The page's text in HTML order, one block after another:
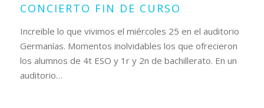
CONCIERTO FIN DE CURSO
Increible lo que vivimos el miércoles 25 en el auditorio
Germanías. Momentos inolvidables los que ofrecieron
los alumnos de 4t ESO y 1r y 2n de bachillerato. En un
auditorio…